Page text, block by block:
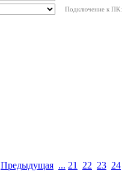
Подключение к ПК:
Предыдущая ... 21 22 23 24